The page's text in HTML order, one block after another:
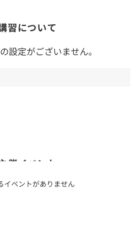
習について
設定がございません。
催イベント
イベントがありません